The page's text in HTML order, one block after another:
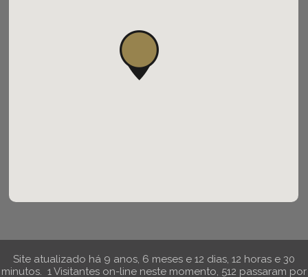
Site atualizado há 9 anos, 6 meses e 12 dias, 12 horas e 30
minutos. 1 Visitantes on-line neste momento, 512 passaram por